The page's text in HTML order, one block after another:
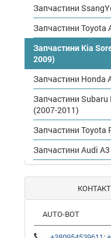
Запчастини
Запчастини Toyota
Запчастини Kia
2009)
Запчастини Honda
Запчастини Subaru
(2007-2011)
Запчастини Toyota
Запчастини Audi A3
AUTO-BOT